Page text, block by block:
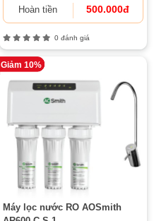
Hoàn tiền 500.000đ
0 đánh giá
Giảm 10%
Máy lọc nước RO AOSmith